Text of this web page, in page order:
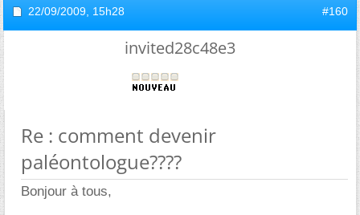
22/09/2009, 15h28 #160
invited28c48e3
Re : comment devenir
paléontologue????
Bonjour à tous,